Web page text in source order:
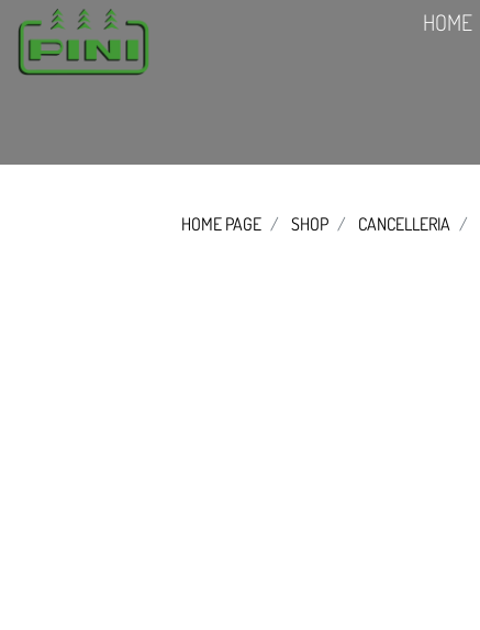
HOME
HOME PAGE SHOP CANCELLERIA